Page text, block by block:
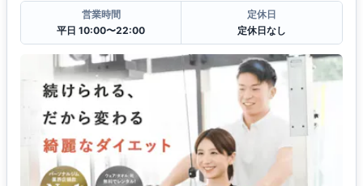
営業時間
平日 10:00〜22:00
定休日
定休日なし